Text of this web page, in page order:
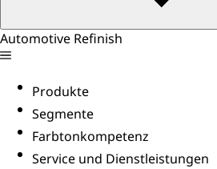
Automotive Refinish
Produkte
Segmente
Farbtonkompetenz
Service und Dienstleistungen